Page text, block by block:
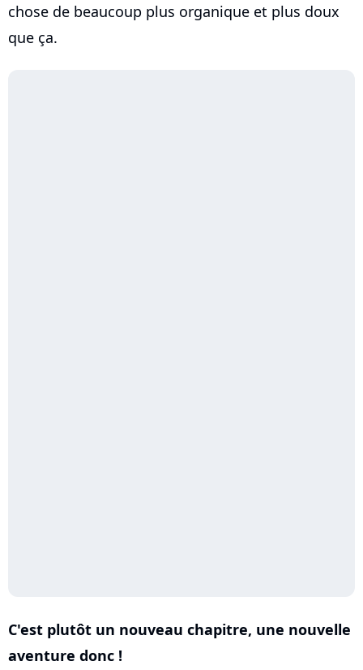
chose de beaucoup plus organique et plus doux
que ça.
C'est plutôt un nouveau chapitre, une nouvelle
aventure donc !